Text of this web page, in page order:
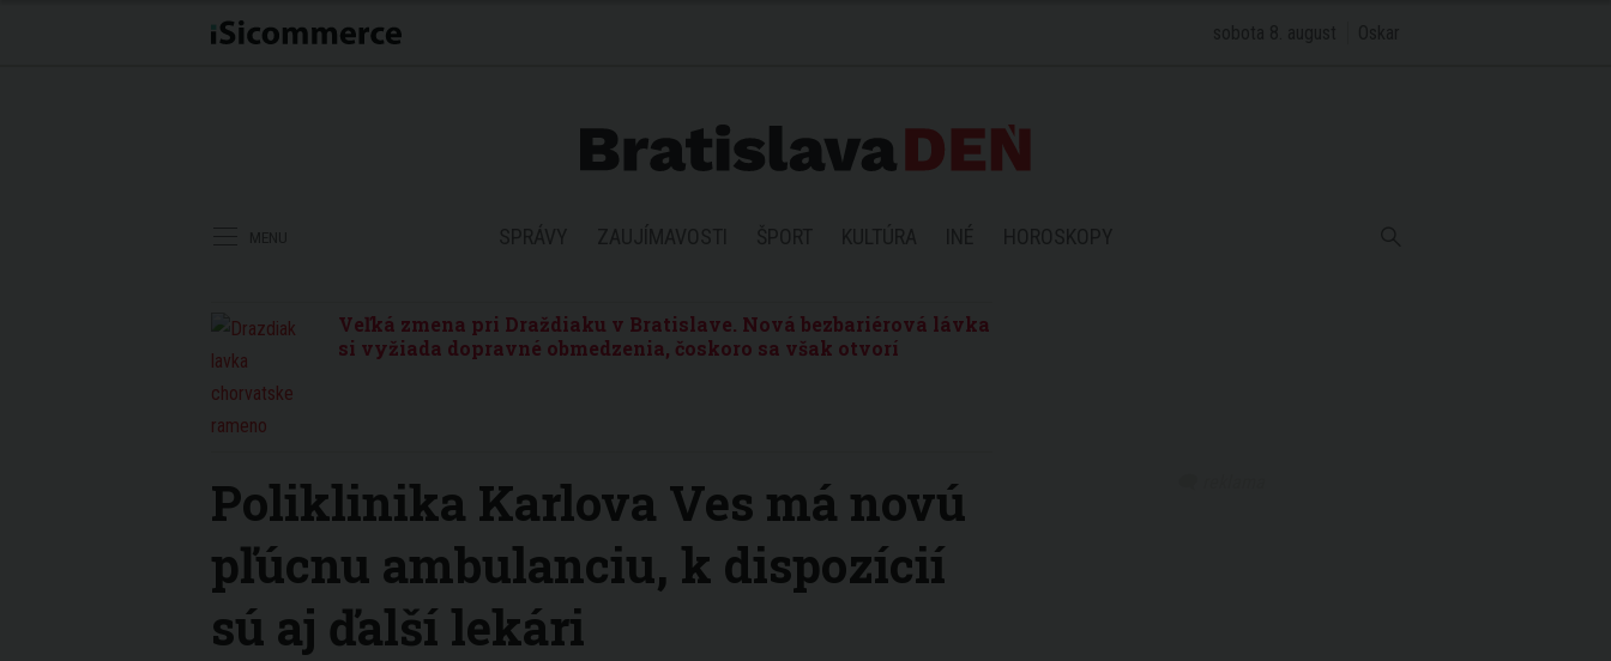
Veľká zmena pri Draždiaku v Bratislave. Nová bezbariérová lávka
si vyžiada dopravné obmedzenia, čoskoro sa však otvorí
Poliklinika Karlova Ves má novú
pľúcnu ambulanciu, k dispozícií
sú aj ďalší lekári